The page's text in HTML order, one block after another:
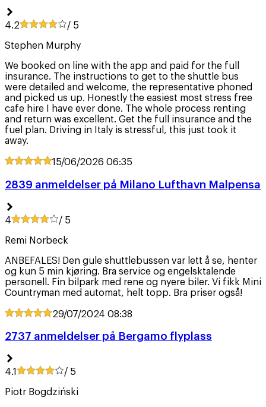
4.2 / 5
Stephen Murphy
We booked on line with the app and paid for the full
insurance. The instructions to get to the shuttle bus
were detailed and welcome, the representative phoned
and picked us up. Honestly the easiest most stress free
cafe hire I have ever done. The whole process renting
and return was excellent. Get the full insurance and the
fuel plan. Driving in Italy is stressful, this just took it
away.
15/06/2026 06:35
2839 anmeldelser på Milano Lufthavn Malpensa
4 / 5
Remi Norbeck
ANBEFALES! Den gule shuttlebussen var lett å se, henter
og kun 5 min kjøring. Bra service og engelsktalende
personell. Fin bilpark med rene og nyere biler. Vi fikk Mini
Countryman med automat, helt topp. Bra priser også!
29/07/2024 08:38
2737 anmeldelser på Bergamo flyplass
4.1 / 5
Piotr Bogdziński